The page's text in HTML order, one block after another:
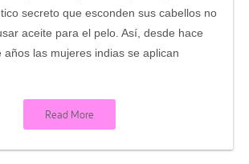
secreto que esconden sus cabellos no
aceite para el pelo. Así, desde hace
años las mujeres indias se aplican
Read More